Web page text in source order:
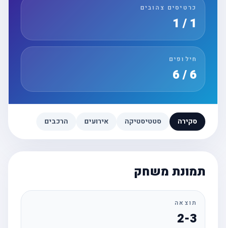
כרטיסים צהובים
חילופים
6 / 6
סקירה סטטיסטיקה אירועים הרכבים
תמונת משחק
תוצאה
2-3